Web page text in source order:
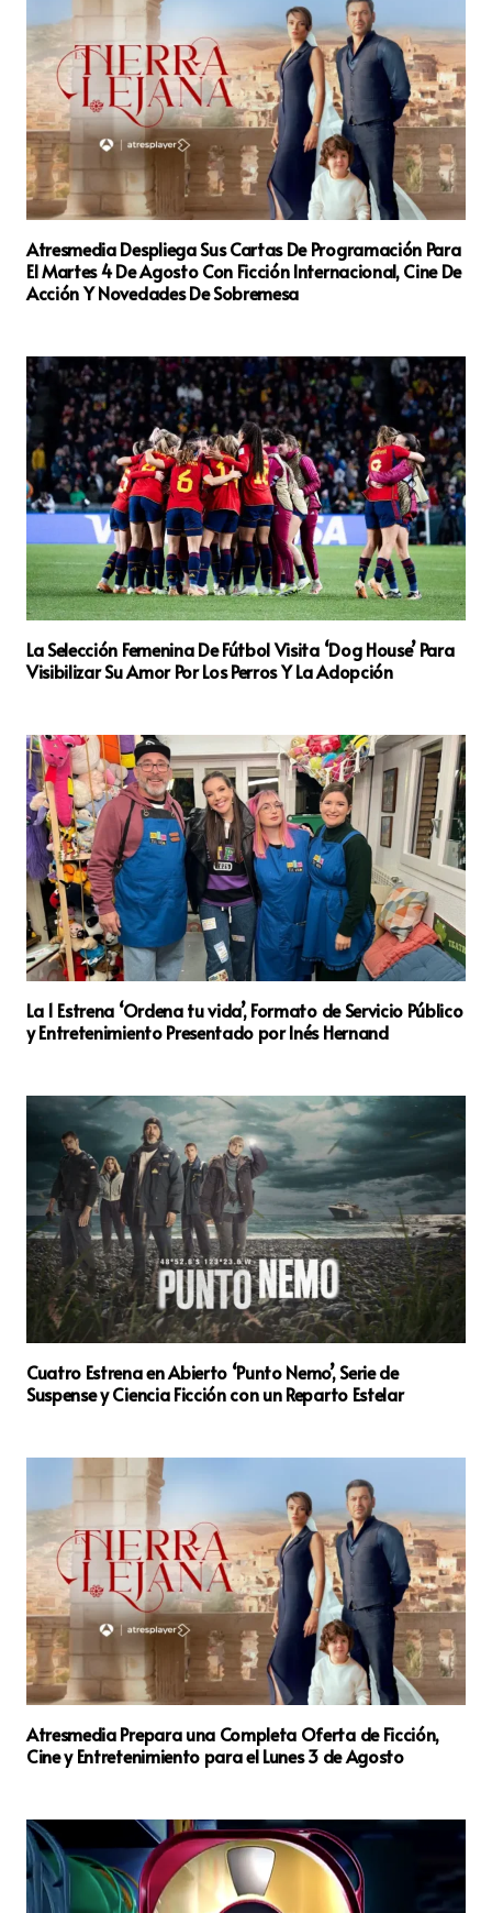
Atresmedia Despliega Sus Cartas De Programación Para
El Martes 4 De Agosto Con Ficción Internacional, Cine De
Acción Y Novedades De Sobremesa
La Selección Femenina De Fútbol Visita ‘Dog House’ Para
Visibilizar Su Amor Por Los Perros Y La Adopción
La 1 Estrena ‘Ordena tu vida’, Formato de Servicio Público
y Entretenimiento Presentado por Inés Hernand
Cuatro Estrena en Abierto ‘Punto Nemo’, Serie de
Suspense y Ciencia Ficción con un Reparto Estelar
Atresmedia Prepara una Completa Oferta de Ficción,
Cine y Entretenimiento para el Lunes 3 de Agosto